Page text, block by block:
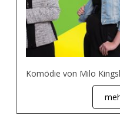
Komödie von Milo